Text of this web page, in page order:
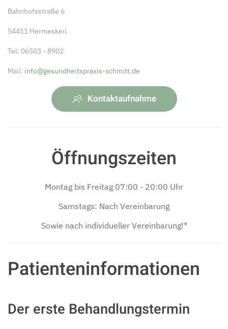
Bahnhofsstraße 6
54411 Hermeskeil
Tel: 06503 - 8902
Mail: info@gesundheitspraxis-schmitt.de
Kontaktaufnahme
Öffnungszeiten
Montag bis Freitag 07:00 - 20:00 Uhr
Samstags: Nach Vereinbarung
Sowie nach individueller Vereinbarung!*
Patienteninformationen
Der erste Behandlungstermin